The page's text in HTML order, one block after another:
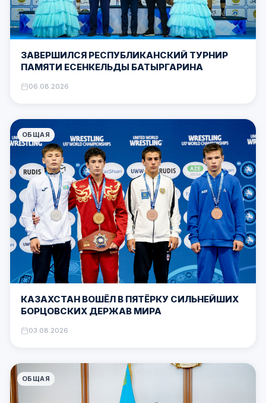
ЗАВЕРШИЛСЯ РЕСПУБЛИКАНСКИЙ ТУРНИР
ПАМЯТИ ЕСЕНКЕЛЬДЫ БАТЫРГАРИНА
06.08.2026
ОБЩАЯ
КАЗАХСТАН ВОШЁЛ В ПЯТЁРКУ СИЛЬНЕЙШИХ
БОРЦОВСКИХ ДЕРЖАВ МИРА
03.08.2026
ОБЩАЯ